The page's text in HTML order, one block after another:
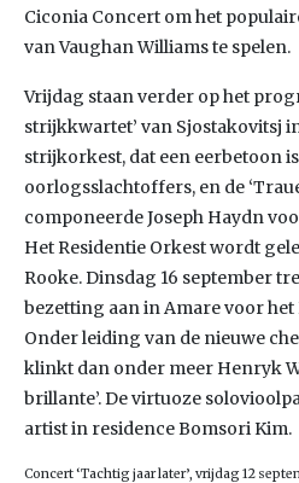
Ciconia Concert om het
van Vaughan Williams te spelen.
Vrijdag staan verder op het
strijkkwartet’ van Sjostakovitsj
strijkorkest, dat een eerbetoon
oorlogsslachtoffers, en de
componeerde Joseph Haydn
Het Residentie Orkest wordt
Rooke. Dinsdag 16 september
bezetting aan in Amare voor
Onder leiding van de nieuwe
klinkt dan onder meer Henryk
brillante’. De virtuoze
artist in residence Bomsori Kim.
Concert ‘Tachtig jaar later’, vrijdag 12